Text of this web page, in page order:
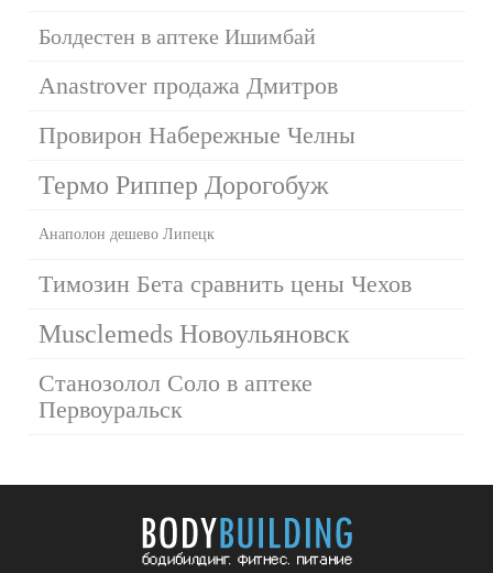
Болдестен в аптеке Ишимбай
Anastrover продажа Дмитров
Провирон Набережные Челны
Термо Риппер Дорогобуж
Анаполон дешево Липецк
Tимозин Бета сравнить цены Чехов
Musclemeds Новоульяновск
Станозолол Соло в аптеке
Первоуральск